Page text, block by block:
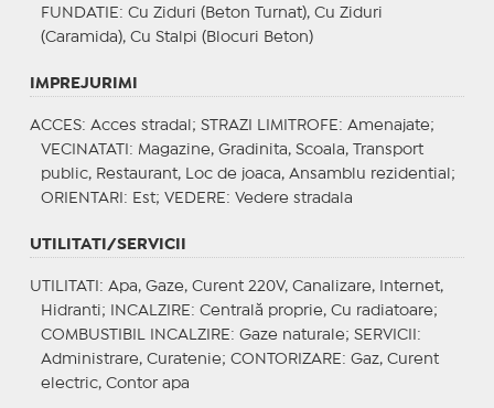
FUNDATIE : Cu Ziduri (Beton Turnat), Cu Ziduri
(Caramida), Cu Stalpi (Blocuri Beton)
IMPREJURIMI
ACCES: Acces stradal; STRAZI LIMITROFE : Amenajate;
VECINATATI : Magazine, Gradinita, Scoala, Transport
public, Restaurant, Loc de joaca, Ansamblu rezidential;
ORIENTARI : Est; VEDERE : Vedere stradala
UTILITATI/SERVICII
UTILITATI : Apa, Gaze, Curent 220V, Canalizare, Internet,
Hidranti;
INCALZIRE : Centrală proprie, Cu radiatoare;
COMBUSTIBIL INCALZIRE : Gaze naturale; SERVICII :
Administrare, Curatenie; CONTORIZARE : Gaz, Curent
electric, Contor apa